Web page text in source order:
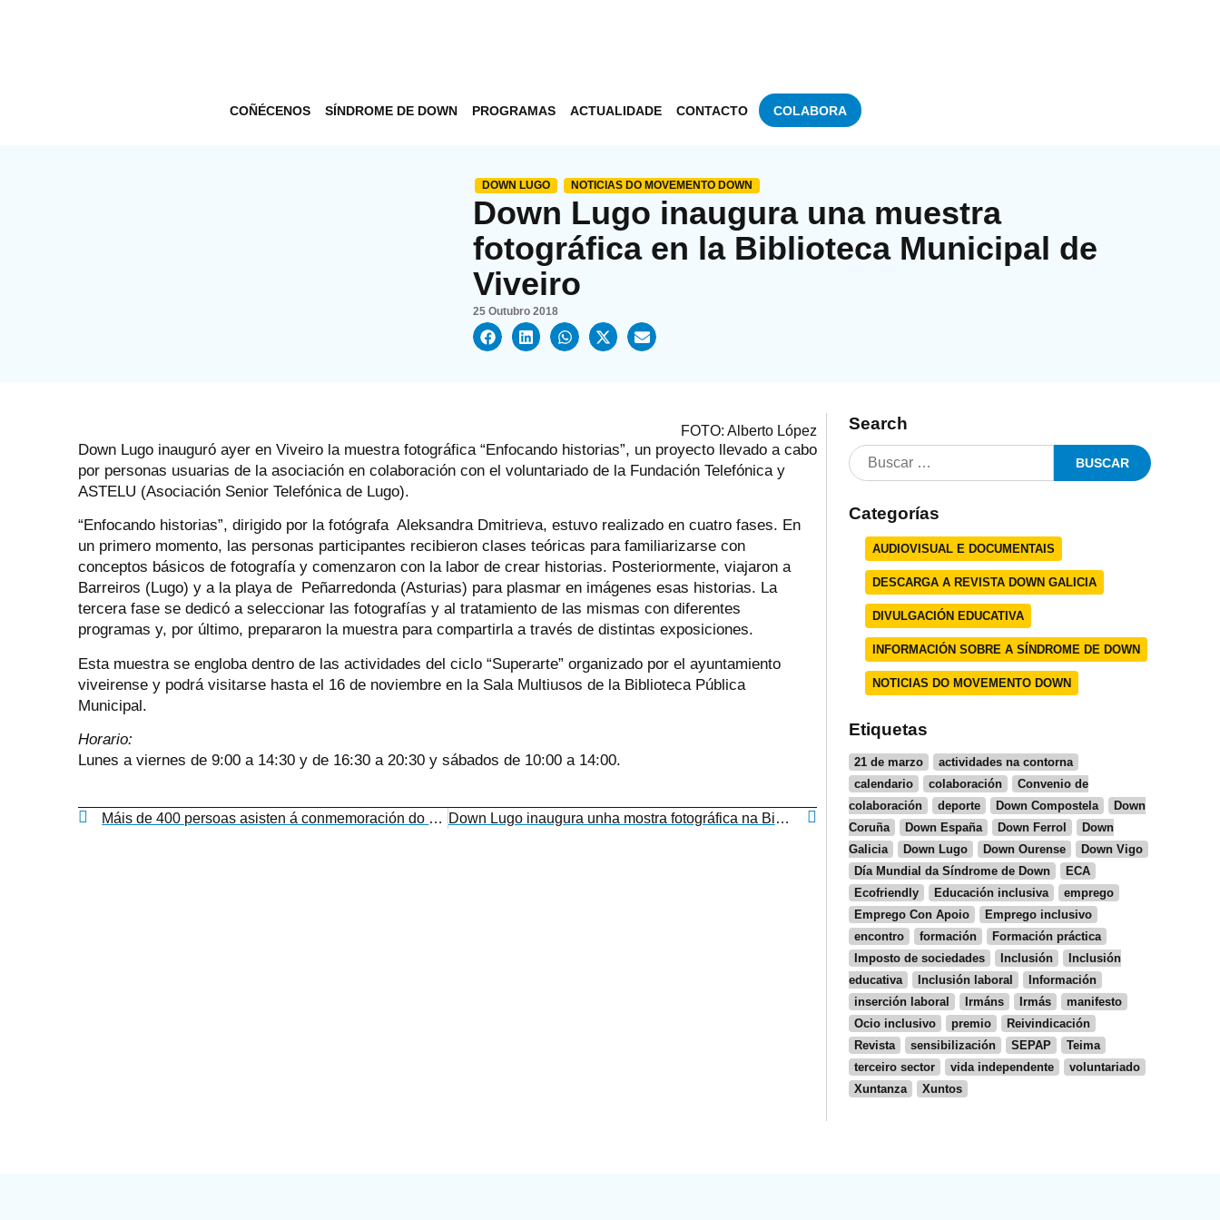
COÑÉCENOS SÍNDROME DE DOWN PROGRAMAS ACTUALIDADE CONTACTO COLABORA
DOWN LUGO NOTICIAS DO MOVEMENTO DOWN
Down Lugo inaugura una muestra
fotográfica en la Biblioteca Municipal de
Viveiro
25 Outubro 2018
FOTO: Alberto López
Down Lugo inauguró ayer en Viveiro la muestra fotográfica “Enfocando historias”, un proyecto llevado a cabo
por personas usuarias de la asociación en colaboración con el voluntariado de la Fundación Telefónica y
ASTELU (Asociación Senior Telefónica de Lugo).
“Enfocando historias”, dirigido por la fotógrafa Aleksandra Dmitrieva, estuvo realizado en cuatro fases. En
un primero momento, las personas participantes recibieron clases teóricas para familiarizarse con
conceptos básicos de fotografía y comenzaron con la labor de crear historias. Posteriormente, viajaron a
Barreiros (Lugo) y a la playa de Peñarredonda (Asturias) para plasmar en imágenes esas historias. La
tercera fase se dedicó a seleccionar las fotografías y al tratamiento de las mismas con diferentes
programas y, por último, prepararon la muestra para compartirla a través de distintas exposiciones.
Esta muestra se engloba dentro de las actividades del ciclo “Superarte” organizado por el ayuntamiento
viveirense y podrá visitarse hasta el 16 de noviembre en la Sala Multiusos de la Biblioteca Pública
Municipal.
Horario:
Lunes a viernes de 9:00 a 14:30 y de 16:30 a 20:30 y sábados de 10:00 a 14:00.
Máis de 400 persoas asisten á conmemoración do 20 aniversario de Down Galicia Down Lugo inaugura unha mostra fotográfica na Biblioteca Municipal de Viveiro
Search
Categorías
AUDIOVISUAL E DOCUMENTAIS
DESCARGA A REVISTA DOWN GALICIA
DIVULGACIÓN EDUCATIVA
INFORMACIÓN SOBRE A SÍNDROME DE DOWN
NOTICIAS DO MOVEMENTO DOWN
Etiquetas
21 de marzo
actividades na contorna
calendario
colaboración
Convenio de
colaboración
deporte Down Compostela
Down
Coruña
Down España Down Ferrol
Down
Galicia
Down Lugo Down Ourense
Down Vigo
Día Mundial da Síndrome de Down
ECA
Ecofriendly
Educación inclusiva
emprego
Emprego Con Apoio
Emprego inclusivo
encontro
formación
Formación práctica
Imposto de sociedades
Inclusión
Inclusión
educativa
Inclusión laboral
Información
inserción laboral
Irmáns Irmás
manifesto
Ocio inclusivo
premio
Reivindicación
Revista
sensibilización SEPAP
Teima
terceiro sector
vida independente
voluntariado
Xuntanza
Xuntos